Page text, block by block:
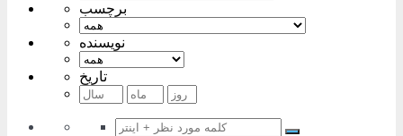
برچسب
نویسنده
تاریخ